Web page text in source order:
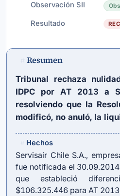
Observación SII
Resultado
Resumen
Tribunal rechaza
IDPC por AT 2013 a
resolviendo que la
modificó, no anuló, la
Hechos
Servisair Chile S.A.,
fue notificada el
que estableció
$106.325.446 para AT